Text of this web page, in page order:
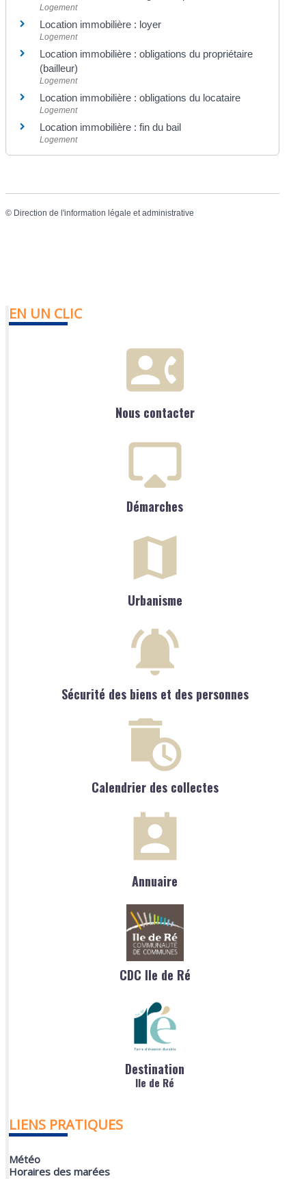
Logement
Location immobilière : loyer
Logement
Location immobilière : obligations du propriétaire
(bailleur)
Logement
Location immobilière : obligations du locataire
Logement
Location immobilière : fin du bail
Logement
© Direction de l'information légale et administrative
EN UN CLIC
Nous contacter
Démarches
Urbanisme
Sécurité des biens et des personnes
Calendrier des collectes
Annuaire
CDC Ile de Ré
Destination
Ile de Ré
LIENS PRATIQUES
Météo
Horaires des marées